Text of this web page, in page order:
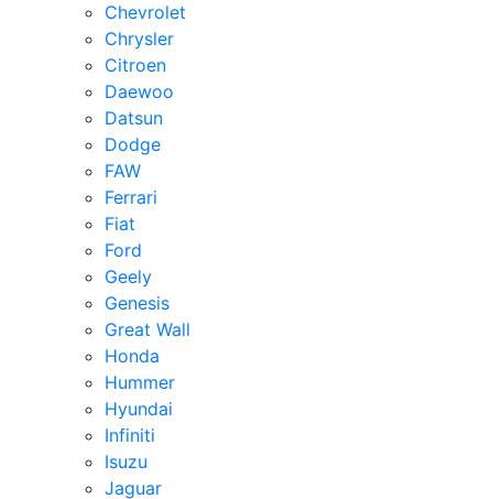
Chevrolet
Chrysler
Citroen
Daewoo
Datsun
Dodge
FAW
Ferrari
Fiat
Ford
Geely
Genesis
Great Wall
Honda
Hummer
Hyundai
Infiniti
Isuzu
Jaguar